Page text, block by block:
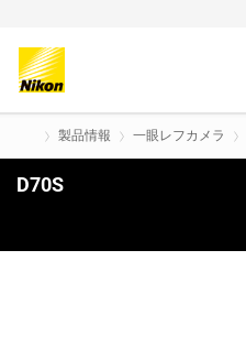
製品情報 一眼レフカメラ
D70S